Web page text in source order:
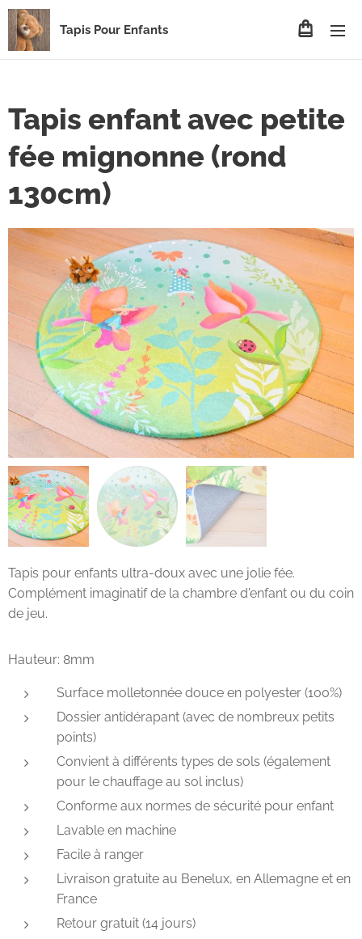
Tapis Pour Enfants
Tapis enfant avec petite
fée mignonne (rond
130cm)
Tapis pour enfants ultra-doux avec une jolie fée.
Complément imaginatif de la chambre d'enfant ou du coin
de jeu.
Hauteur: 8mm
Surface molletonnée douce en polyester (100%)
Dossier antidérapant (avec de nombreux petits
points)
Convient à différents types de sols (également
pour le chauffage au sol inclus)
Conforme aux normes de sécurité pour enfant
Lavable en machine
Facile à ranger
Livraison gratuite au Benelux, en Allemagne et en
France
Retour gratuit (14 jours)